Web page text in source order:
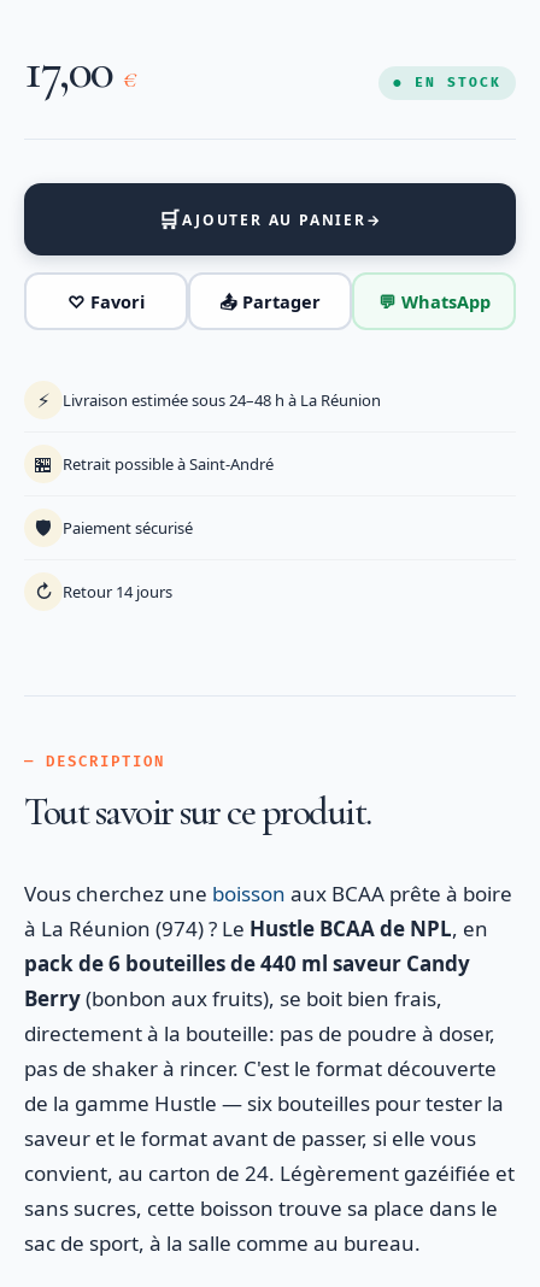
17,00 € ● EN STOCK
🛒AJOUTER AU PANIER→
♡ Favori 📤 Partager 💬 WhatsApp
⚡ Livraison estimée sous 24–48 h à La Réunion
🏪 Retrait possible à Saint-André
🛡️ Paiement sécurisé
↻ Retour 14 jours
— DESCRIPTION
Tout savoir sur ce produit.
Vous cherchez une boisson aux BCAA prête à boire
à La Réunion (974) ? Le Hustle BCAA de NPL, en
pack de 6 bouteilles de 440 ml saveur Candy
Berry(bonbon aux fruits), se boit bien frais,
directement à la bouteille: pas de poudre à doser,
pas de shaker à rincer. C'est le format découverte
de la gamme Hustle — six bouteilles pour tester la
saveur et le format avant de passer, si elle vous
convient, au carton de 24. Légèrement gazéifiée et
sans sucres, cette boisson trouve sa place dans le
sac de sport, à la salle comme au bureau.